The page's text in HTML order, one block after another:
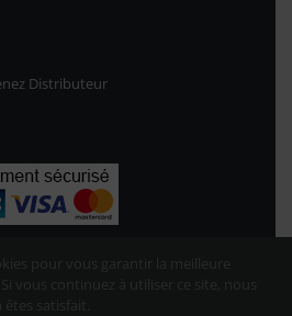
Distributeur
pour vous garantir la meilleure
vous continuez à utiliser ce site, nous
satisfait.